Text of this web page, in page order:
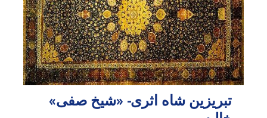
تبریزین شاه اثری- «شیخ صفی»